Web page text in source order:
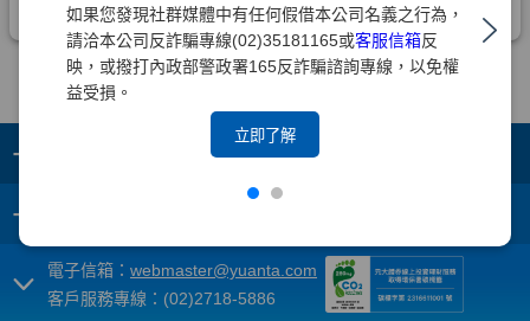
如果您發現社群媒體中有任何假借本公司名義之行為，
請洽本公司反詐騙專線(02)35181165或客服信箱反
映，或撥打內政部警政署165反詐騙諮詢專線，以免權
益受損。
立即了解
+
+
電子信箱： webmaster@yuanta.com
客戶服務專線：(02)2718-5886